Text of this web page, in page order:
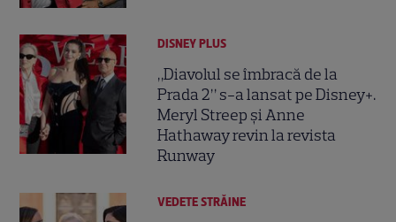
DISNEY PLUS
„Diavolul se îmbracă de la
Prada 2” s-a lansat pe Disney+.
Meryl Streep și Anne
Hathaway revin la revista
Runway
VEDETE STRĂINE